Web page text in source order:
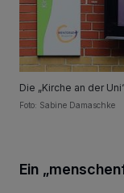
Die „Kirche an der
Foto: Sabine Damaschke
Ein